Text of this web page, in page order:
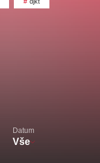
Datum
Vše